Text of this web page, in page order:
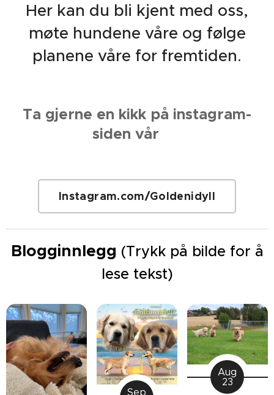
Her kan du bli kjent med oss,
møte hundene våre og følge
planene våre for fremtiden.
Ta gjerne en kikk på instagram-
siden vår 💛
Instagram.com/Goldenidyll
Blogginnlegg (Trykk på bilde for å
lese tekst)
Sep
Aug
23